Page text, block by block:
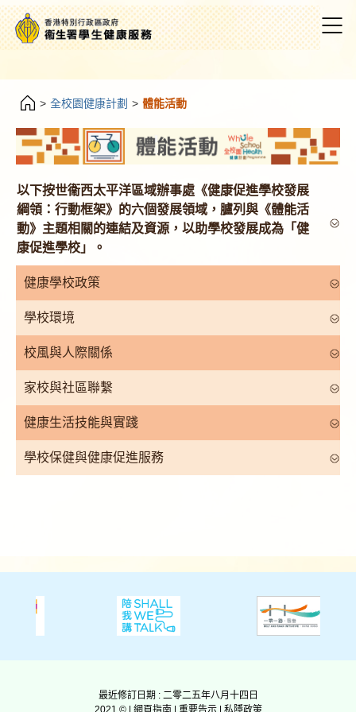
> 全校園健康計劃 > 體能活動
以下按世衞西太平洋區域辦事處《健康促進學校發展
綱領：行動框架》的六個發展領域，臚列與《體能活
動》主題相關的連結及資源，以助學校發展成為「健
康促進學校」。
健康學校政策
學校環境
校風與人際關係
家校與社區聯繫
健康生活技能與實踐
學校保健與健康促進服務
最近修訂日期 : 二零二五年八月十四日
2021 © | 網頁指南 重要告示| 私隱政策